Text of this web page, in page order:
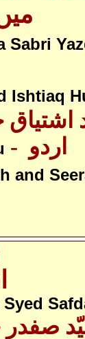
Sabri
Ishtiaq
and
Syed